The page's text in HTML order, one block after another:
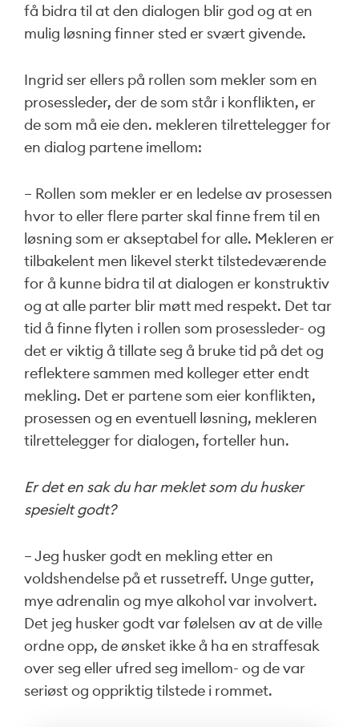
få bidra til at den dialogen blir god og at en
mulig løsning finner sted er svært givende.
Ingrid ser ellers på rollen som mekler som en
prosessleder, der de som står i konflikten, er
de som må eie den. mekleren tilrettelegger for
en dialog partene imellom:
– Rollen som mekler er en ledelse av prosessen
hvor to eller flere parter skal finne frem til en
løsning som er akseptabel for alle. Mekleren er
tilbakelent men likevel sterkt tilstedeværende
for å kunne bidra til at dialogen er konstruktiv
og at alle parter blir møtt med respekt. Det tar
tid å finne flyten i rollen som prosessleder- og
det er viktig å tillate seg å bruke tid på det og
reflektere sammen med kolleger etter endt
mekling. Det er partene som eier konflikten,
prosessen og en eventuell løsning, mekleren
tilrettelegger for dialogen, forteller hun.
Er det en sak du har meklet som du husker
spesielt godt?
– Jeg husker godt en mekling etter en
voldshendelse på et russetreff. Unge gutter,
mye adrenalin og mye alkohol var involvert.
Det jeg husker godt var følelsen av at de ville
ordne opp, de ønsket ikke å ha en straffesak
over seg eller ufred seg imellom- og de var
seriøst og oppriktig tilstede i rommet.